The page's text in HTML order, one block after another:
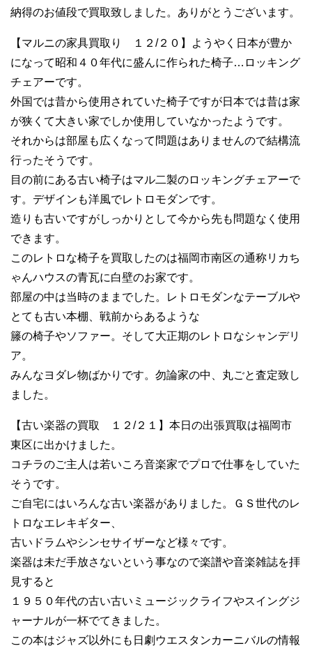
納得のお値段で買取致しました。ありがとうございます。
【マルニの家具買取り １２/２０】ようやく日本が豊か
になって昭和４０年代に盛んに作られた椅子…ロッキング
チェアーです。
外国では昔から使用されていた椅子ですが日本では昔は家
が狭くて大きい家でしか使用していなかったようです。
それからは部屋も広くなって問題はありませんので結構流
行ったそうです。
目の前にある古い椅子はマル二製のロッキングチェアーで
す。デザインも洋風でレトロモダンです。
造りも古いですがしっかりとして今から先も問題なく使用
できます。
このレトロな椅子を買取したのは福岡市南区の通称リカち
ゃんハウスの青瓦に白壁のお家です。
部屋の中は当時のままでした。レトロモダンなテーブルや
とても古い本棚、戦前からあるような
籐の椅子やソファー。そして大正期のレトロなシャンデリ
ア。
みんなヨダレ物ばかりです。勿論家の中、丸ごと査定致し
ました。
【古い楽器の買取 １２/２１】本日の出張買取は福岡市
東区に出かけました。
コチラのご主人は若いころ音楽家でプロで仕事をしていた
そうです。
ご自宅にはいろんな古い楽器がありました。ＧＳ世代のレ
トロなエレキギター、
古いドラムやシンセサイザーなど様々です。
楽器は未だ手放さないという事なので楽譜や音楽雑誌を拝
見すると
１９５０年代の古い古いミュージックライフやスイングジ
ャーナルが一杯でてきました。
この本はジャズ以外にも日劇ウエスタンカーニバルの情報